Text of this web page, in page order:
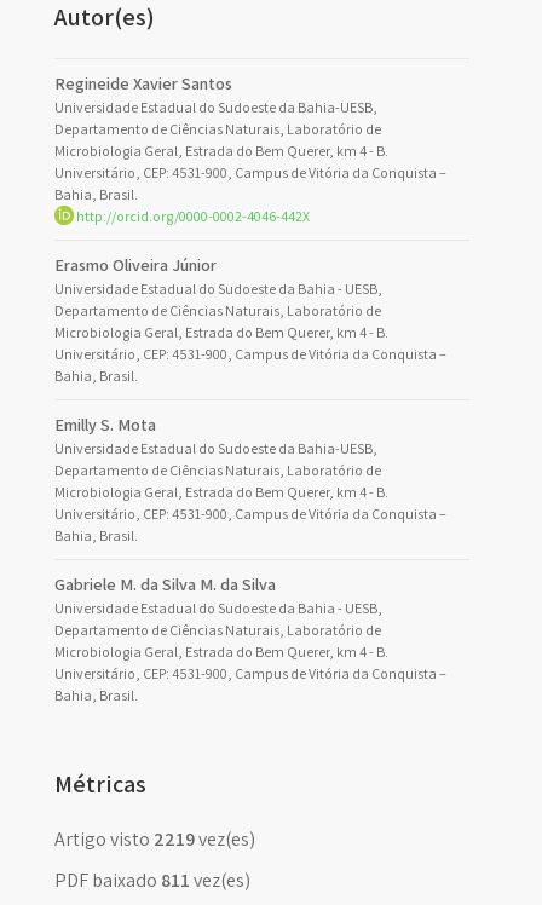
Autor(es)
Regineide Xavier Santos
Universidade Estadual do Sudoeste da Bahia-UESB,
Departamento de Ciências Naturais, Laboratório de
Microbiologia Geral, Estrada do Bem Querer, km 4 - B.
Universitário, CEP: 4531-900, Campus de Vitória da Conquista –
Bahia, Brasil.
http://orcid.org/0000-0002-4046-442X
Erasmo Oliveira Júnior
Universidade Estadual do Sudoeste da Bahia - UESB,
Departamento de Ciências Naturais, Laboratório de
Microbiologia Geral, Estrada do Bem Querer, km 4 - B.
Universitário, CEP: 4531-900, Campus de Vitória da Conquista –
Bahia, Brasil.
Emilly S. Mota
Universidade Estadual do Sudoeste da Bahia-UESB,
Departamento de Ciências Naturais, Laboratório de
Microbiologia Geral, Estrada do Bem Querer, km 4 - B.
Universitário, CEP: 4531-900, Campus de Vitória da Conquista –
Bahia, Brasil.
Gabriele M. da Silva M. da Silva
Universidade Estadual do Sudoeste da Bahia - UESB,
Departamento de Ciências Naturais, Laboratório de
Microbiologia Geral, Estrada do Bem Querer, km 4 - B.
Universitário, CEP: 4531-900, Campus de Vitória da Conquista –
Bahia, Brasil.
Métricas
Artigo visto 2219vez(es)
PDF baixado 811vez(es)